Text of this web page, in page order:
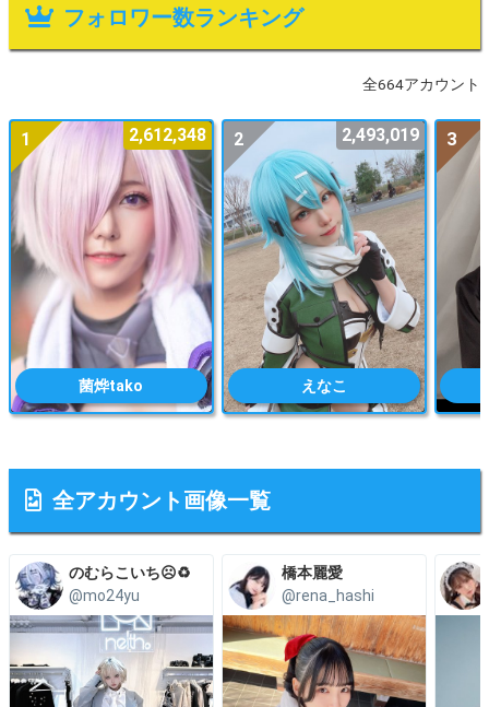
フォロワー数ランキング
全664アカウント
菌烨tako
1 2,612,348
えなこ
2 2,493,019 3
全アカウント画像一覧
のむらこいち☹️♻️
@mo24yu
橋本麗愛
@rena_hashi